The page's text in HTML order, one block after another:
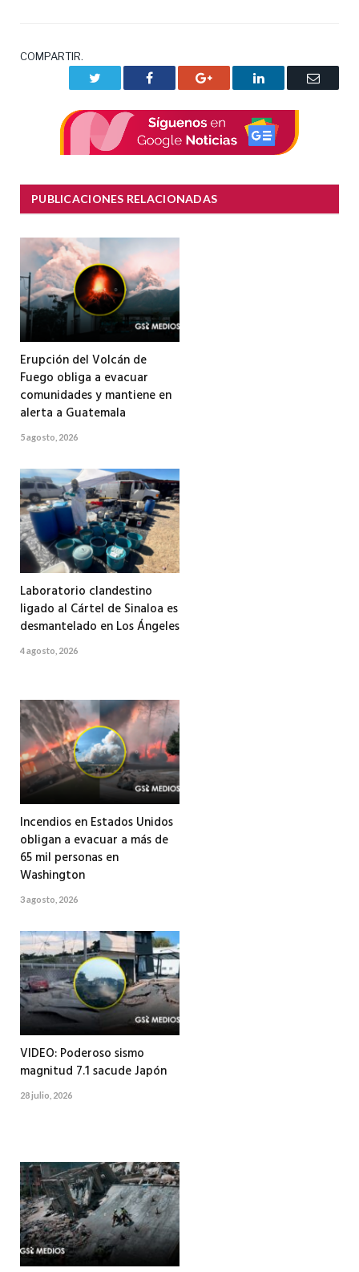
COMPARTIR.
Facebook Google+ LinkedIn
Correo
PUBLICACIONES RELACIONADAS
Erupción del Volcán de
Fuego obliga a evacuar
comunidades y mantiene en
alerta a Guatemala
5 agosto, 2026
Laboratorio clandestino
ligado al Cártel de Sinaloa es
desmantelado en Los Ángeles
4 agosto, 2026
Incendios en Estados Unidos
obligan a evacuar a más de
65 mil personas en
Washington
3 agosto, 2026
VIDEO: Poderoso sismo
magnitud 7.1 sacude Japón
28 julio, 2026